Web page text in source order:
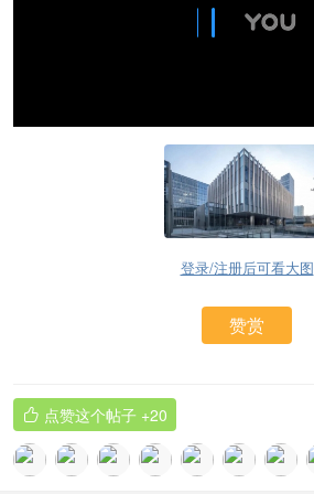
登录/注册后可看大图
赞赏
 点赞这个帖子 +20